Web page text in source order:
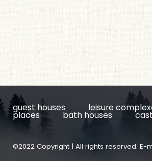
guest houses leisure
places bath houses
©2022 Copyright | All rights reserved. E-